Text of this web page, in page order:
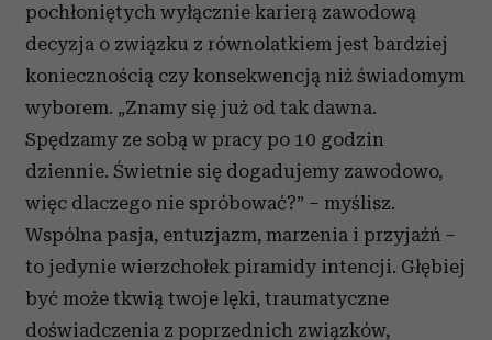
pochłoniętych wyłącznie karierą zawodową
decyzja o związku z równolatkiem jest bardziej
koniecznością czy konsekwencją niż świadomym
wyborem. „Znamy się już od tak dawna.
Spędzamy ze sobą w pracy po 10 godzin
dziennie. Świetnie się dogadujemy zawodowo,
więc dlaczego nie spróbować?” – myślisz.
Wspólna pasja, entuzjazm, marzenia i przyjaźń –
to jedynie wierzchołek piramidy intencji. Głębiej
być może tkwią twoje lęki, traumatyczne
doświadczenia z poprzednich związków,